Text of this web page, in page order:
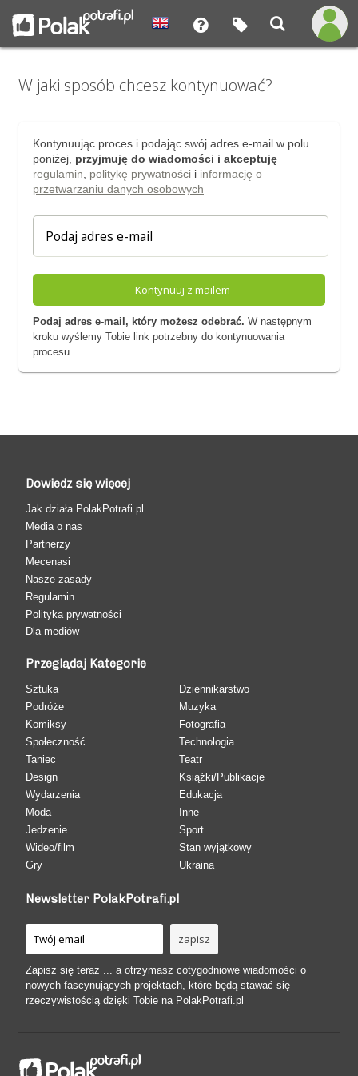
W jaki sposób chcesz kontynuować?
Kontynuując proces i podając swój adres e-mail w polu
poniżej, przyjmuję do wiadomości i akceptuję
regulamin
politykę prywatnościi informację o
przetwarzaniu danych osobowych
Kontynuuj z mailem
Podaj adres e-mail, który możesz odebrać. W następnym
kroku wyślemy Tobie link potrzebny do kontynuowania
procesu.
Dowiedz się więcej
Jak działa PolakPotrafi.pl
Media o nas
Partnerzy
Mecenasi
Nasze zasady
Regulamin
Polityka prywatności
Dla mediów
Przeglądaj Kategorie
Sztuka
Podróże
Komiksy
Społeczność
Taniec
Design
Wydarzenia
Moda
Jedzenie
Wideo/film
Gry
Dziennikarstwo
Muzyka
Fotografia
Technologia
Teatr
Książki/Publikacje
Edukacja
Inne
Sport
Stan wyjątkowy
Ukraina
Newsletter PolakPotrafi.pl
Zapisz się teraz ... a otrzymasz cotygodniowe wiadomości o
nowych fascynujących projektach, które będą stawać się
rzeczywistością dzięki Tobie na PolakPotrafi.pl